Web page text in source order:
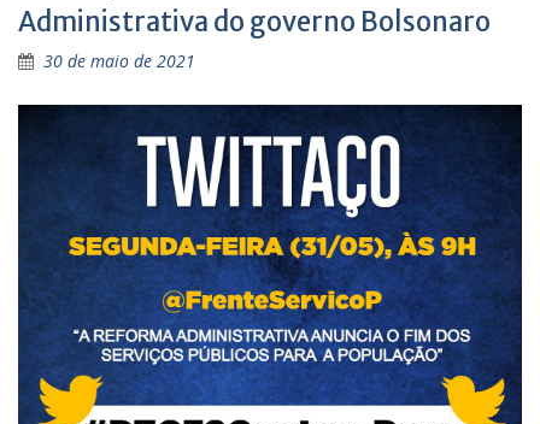
Administrativa do governo Bolsonaro
30 de maio de 2021